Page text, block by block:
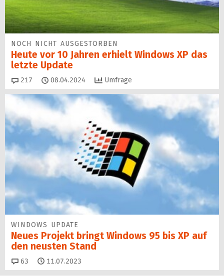
NOCH NICHT AUSGESTORBEN
Heute vor 10 Jahren erhielt Windows XP das
letzte Update
217 Kommentare
08.04.2024 Umfrage
WINDOWS UPDATE
Neues Projekt bringt Windows 95 bis XP auf
den neusten Stand
63 Kommentare
11.07.2023